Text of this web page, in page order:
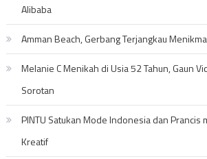
Alibaba
Amman Beach, Gerbang Terjangkau
Melanie C Menikah di Usia 52 Tahun, Gaun
Sorotan
PINTU Satukan Mode Indonesia dan Prancis
Kreatif